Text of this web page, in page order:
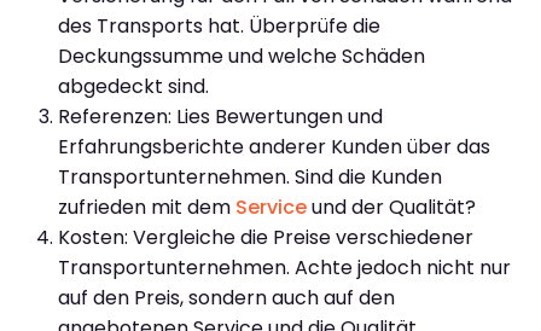
des Transports hat. Überprüfe die
Deckungssumme und welche Schäden
abgedeckt sind.
Referenzen: Lies Bewertungen und
Erfahrungsberichte anderer Kunden über das
Transportunternehmen. Sind die Kunden
zufrieden mit dem Serviceund der Qualität?
Kosten: Vergleiche die Preise verschiedener
Transportunternehmen. Achte jedoch nicht nur
auf den Preis, sondern auch auf den